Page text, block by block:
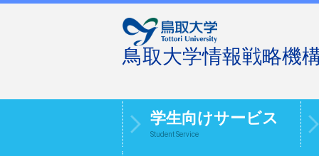
鳥取大学情報戦略機
学生向けサービス
Student Service